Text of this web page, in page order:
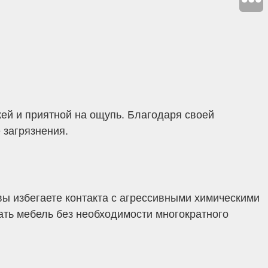
и приятной на ощупь. Благодаря своей
избегаете контакта с агрессивными химическими
мебель без необходимости многократного